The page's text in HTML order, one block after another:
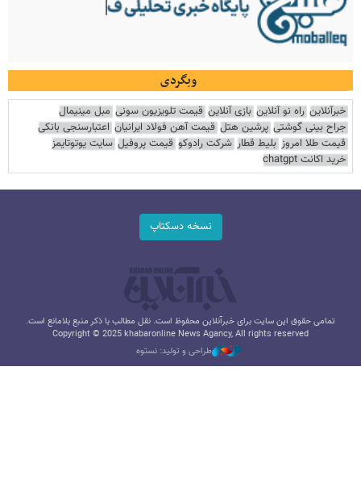
وبگردی
خبرآنلاین راه نو آنلاین بازی آنلاین قیمت تلویزیون سونی مبل مینیمال
جراح بینی گوشتی پرشین هتل قیمت آهن فولاد ایرانیان اعتبارسنجی بانکی
قیمت طلا امروز بلیط قطار شرکت رادوکو قیمت پروفیل سایت یوتوتایمز
خرید اکانت chatgpt
نسخه دسکتاپ
تمامی حقوق این سایت برای خبرآنلاین محفوظ است. نقل مطالب با ذکر منبع بلامانع است.
Copyright © 2025 khabaronline News Agancy, All rights reserved
طراحی و تولید: نستوه